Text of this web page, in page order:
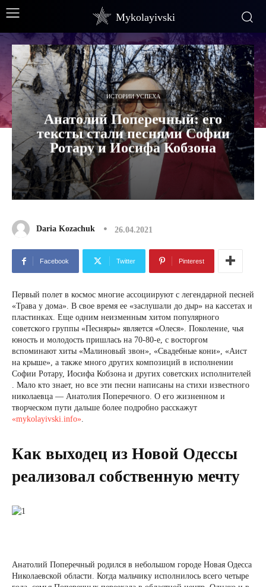
Mykolayivski
ИСТОРИИ УСПЕХА
Анатолий Поперечный: его
тексты стали песнями Софии
Ротару и Иосифа Кобзона
Daria Kozachuk 26.04.2021
Facebook Twitter Pinterest
Первый полет в космос многие ассоциируют с легендарной песней
«Трава у дома». В свое время ее «заслушали до дыр» на кассетах и
​​пластинках. Еще одним неизменным хитом популярного
советского группы «Песняры» является «Олеся». Поколение, чья
юность и молодость пришлась на 70-80-е, с восторгом
вспоминают хиты «Малиновый звон», «Свадебные кони», «Аист
на крыше», а также много других композиций в исполнении
Софии Ротару, Иосифа Кобзона и других советских исполнителей
. Мало кто знает, но все эти песни написаны на стихи известного
николаевца — Анатолия Поперечного. О его жизненном и
творческом пути дальше более подробно расскажут
«mykolayivski.info».
Как выходец из Новой Одессы
реализовал собственную мечту
Анатолий Поперечный родился в небольшом городе Новая Одесса
Николаевской области. Когда мальчику исполнилось всего четыре